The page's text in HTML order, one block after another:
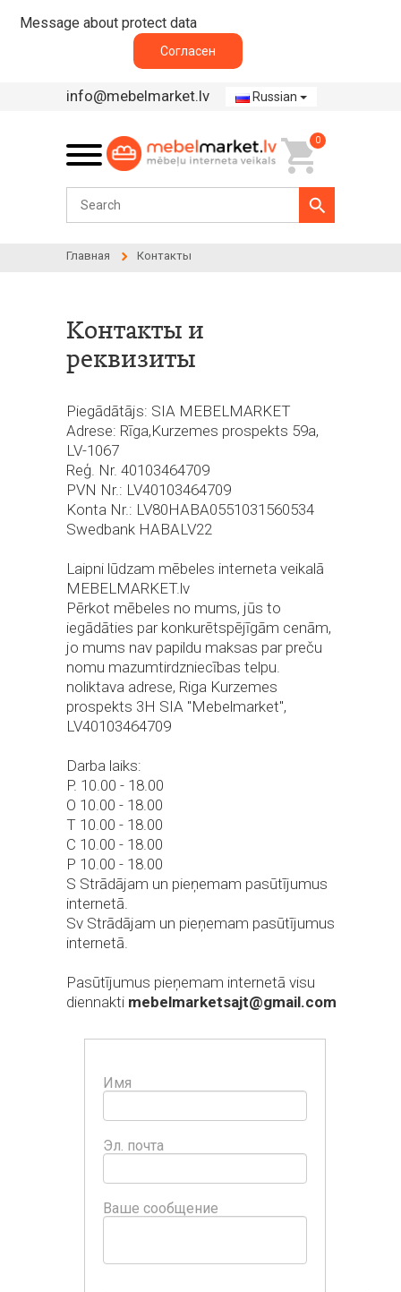
Message about protect data
Согласен
info@mebelmarket.lv Russian
0
Главная Контакты
Контакты и
реквизиты
Piegādātājs: SIA MEBELMARKET
Adrese: Rīga,Kurzemes prospekts 59a,
LV-1067
Reģ. Nr. 40103464709
PVN Nr.: LV40103464709
Konta Nr.: LV80HABA0551031560534
Swedbank HABALV22
Laipni lūdzam mēbeles interneta veikalā
MEBELMARKET.lv
Pērkot mēbeles no mums, jūs to
iegādāties par konkurētspējīgām cenām,
jo mums nav papildu maksas par preču
nomu mazumtirdzniecības telpu.
noliktava adrese, Riga Kurzemes
prospekts 3H SIA "Mebelmarket",
LV40103464709
Darba laiks:
P. 10.00 - 18.00
O 10.00 - 18.00
T 10.00 - 18.00
C 10.00 - 18.00
P 10.00 - 18.00
S Strādājam un pieņemam pasūtījumus
internetā.
Sv Strādājam un pieņemam pasūtījumus
internetā.
Pasūtījumus pieņemam internetā visu
diennakti mebelmarketsajt@gmail.com
Имя
Эл. почта
Ваше сообщение